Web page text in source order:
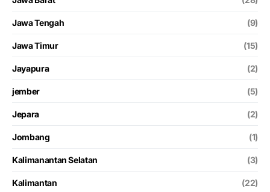
Jawa Tengah (9)
Jawa Timur (15)
Jayapura (2)
jember (5)
Jepara (2)
Jombang (1)
Kalimanantan Selatan (3)
Kalimantan (22)